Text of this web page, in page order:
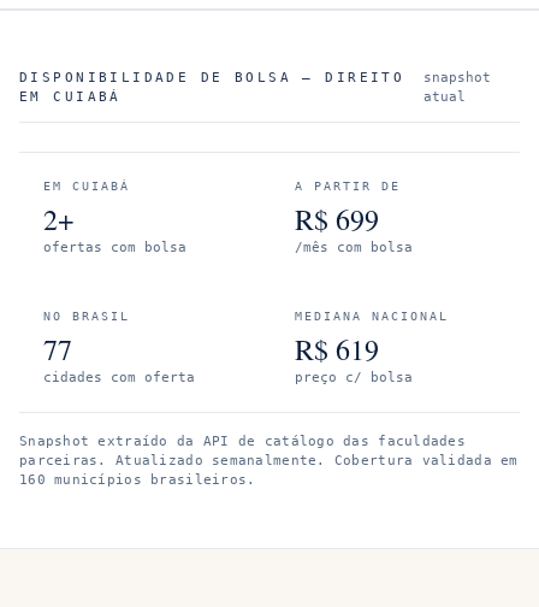
DISPONIBILIDADE DE BOLSA — DIREITO
EMCUIABÁ
snapshot
atual
EM CUIABÁ
2+
ofertas com bolsa
A PARTIR DE
R$ 699
/mês com bolsa
NO BRASIL
77
cidades com oferta
MEDIANA NACIONAL
R$ 619
preço c/ bolsa
Snapshot extraído da API de catálogo das faculdades
parceiras. Atualizado semanalmente. Cobertura validada em
160 municípios brasileiros.